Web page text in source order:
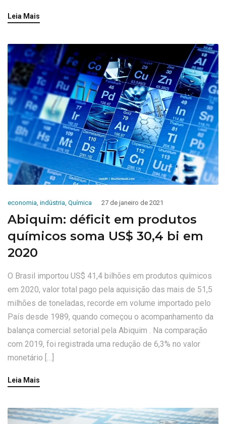
Leia Mais
economia indústria Química 27 de janeiro de 2021
Abiquim: déficit em produtos
químicos soma US$ 30,4 bi em
2020
O Brasil importou US$ 41,4 bilhões em produtos químicos
em 2020, valor total pago pela aquisição das mais de 51,5
milhões de toneladas, recorde em volume importado pelo
País desde 1989, quando começou o acompanhamento da
balança comercial setorial pela Abiquim . Na comparação
com 2019, foi registrada uma redução de 6,3% no valor
monetário […]
Leia Mais